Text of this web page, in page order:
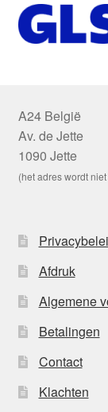
A24 België
Av. de Jette
1090 Jette
(het adres wordt
Afdruk
Algemene
Betalingen
Contact
Klachten